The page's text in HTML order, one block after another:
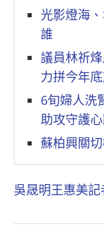
光影燈海
誰
議員林祈
力拼今年
6旬婦人洗
助攻守護
蘇柏興關
吳晟明王惠美記